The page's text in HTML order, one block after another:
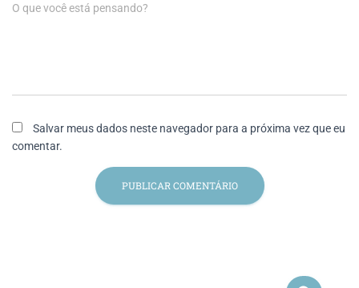
O que você está pensando?
Salvar meus dados neste navegador para a próxima vez que eu
comentar.